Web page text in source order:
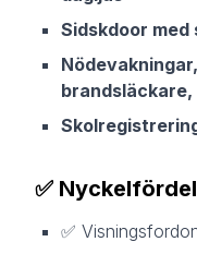
Sidskdoor
✅
✅